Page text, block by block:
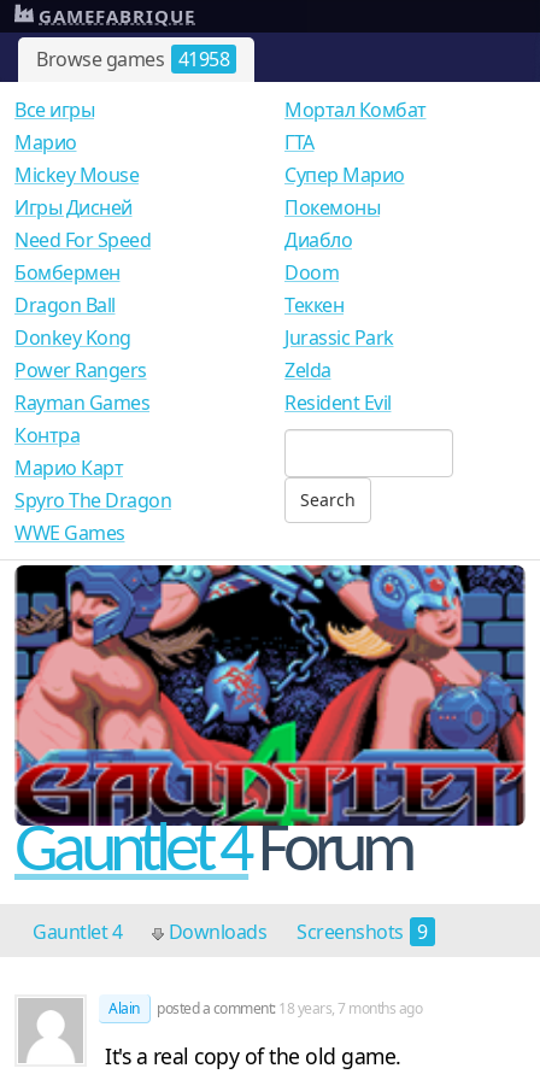
Browse games 41958
GAMEFABRIQUE
Все игры
Mарио
Mickey Mouse
Игры Дисней
Need For Speed
Мортал Комбат
ГТА
Супер Марио
Покемоны
Диабло
Бомбермен
Dragon Ball
Donkey Kong
Power Rangers
Rayman Games
Doom
Теккен
Jurassic Park
Zelda
Resident Evil
Контра
Марио Карт
Spyro The Dragon
WWE Games
Gauntlet 4Forum
Gauntlet 4 Downloads Screenshots 9
Alain posted a comment:18 years, 7 months ago
It's a real copy of the old game.